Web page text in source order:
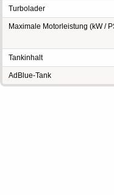
Turbolader
Maximale Motorleistung (kW /
Tankinhalt
AdBlue-Tank